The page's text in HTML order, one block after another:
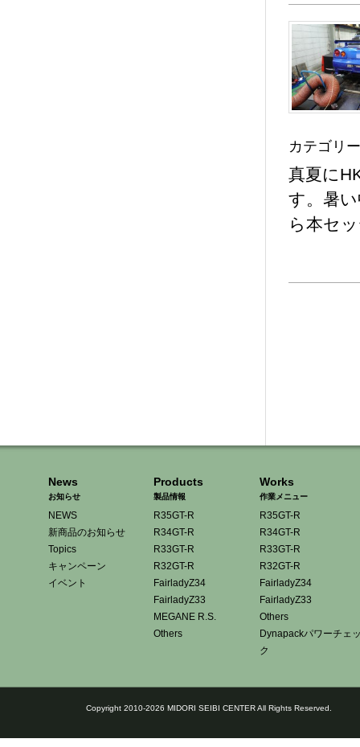
カテゴリ
真夏に
す。暑
ら本セ
News
お知らせ
NEWS
新商品のお知らせ
Topics
キャンペーン
イベント
Products
製品情報
R35GT-R
R34GT-R
R33GT-R
R32GT-R
FairladyZ34
FairladyZ33
MEGANE R.S.
Others
Works
作業メニュー
R35GT-R
R34GT-R
R33GT-R
R32GT-R
FairladyZ34
FairladyZ33
Others
Dynapackパワーチェ
ク
Copyright 2010-2026 MIDORI SEIBI CENTER All Rights Reserved.